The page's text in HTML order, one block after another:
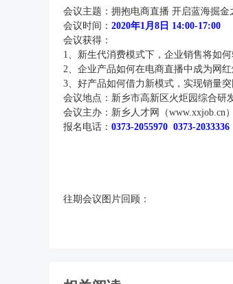
会议主题：拥抱电商直播 开启蓝海掘金
会议时间： 2020年1月8日 14:00-17:00
会议获得：
1
、新生代消费模式下，企业销售将如何
2 、企业产品如何在电商直播中成为网红
3 、好产品如何借力新模式，实现销量突
会议地点：新乡市高新区火炬园综合研
会议主办： 新乡人才网（www.xxjob.cn
报名电话： 0373-2055970 0373-2033336
往期会议图片回顾：